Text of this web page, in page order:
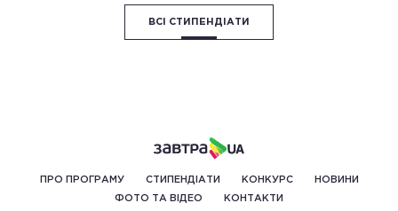
ВСІ СТИПЕНДІАТИ
ПРО ПРОГРАМУ СТИПЕНДІАТИ КОНКУРС НОВИНИ
ФОТО ТА ВІДЕО КОНТАКТИ